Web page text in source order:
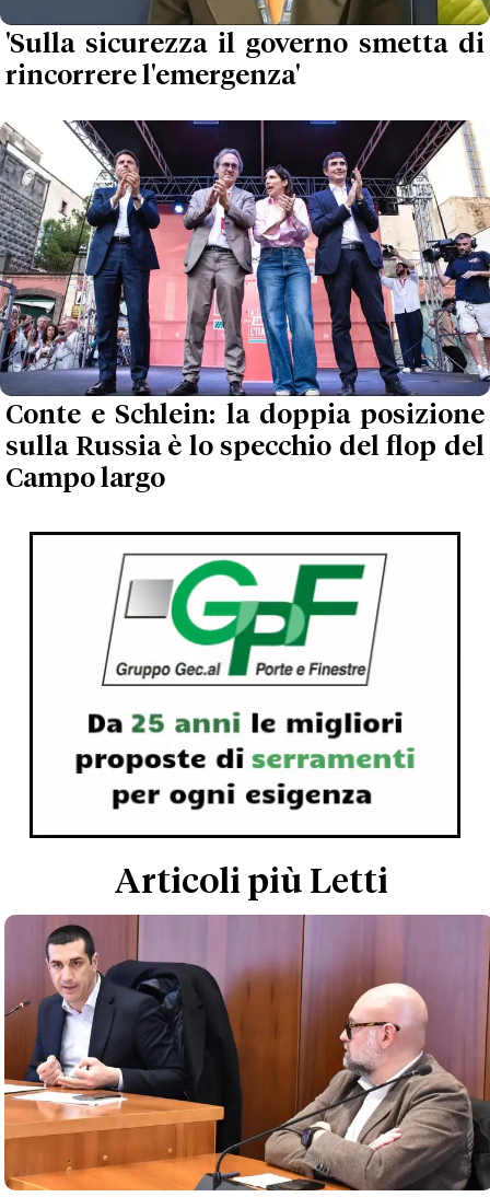
'Sulla sicurezza il governo smetta di
rincorrere l'emergenza'
Conte e Schlein: la doppia posizione
sulla Russia è lo specchio del flop del
Campo largo
Articoli più Letti